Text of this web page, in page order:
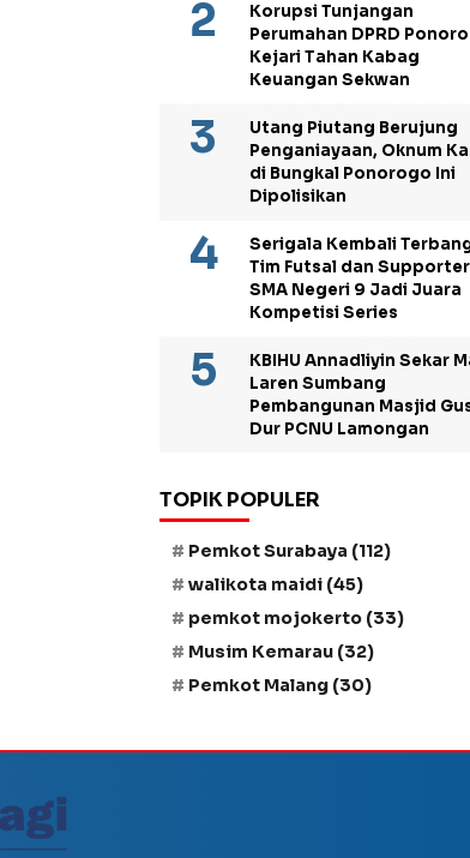
Korupsi Tunjangan
Perumahan DPRD
Kejari Tahan Kabag
Keuangan Sekwan
Utang Piutang Berujung
Penganiayaan, Oknum
di Bungkal Ponorogo Ini
Dipolisikan
Serigala Kembali
Tim Futsal dan Supporter
SMA Negeri 9 Jadi Juara
Kompetisi Series
KBIHU Annadliyin Sekar
Laren Sumbang
Pembangunan Masjid
Dur PCNU Lamongan
TOPIK POPULER
Pemkot Surabaya (112)
walikota maidi (45)
pemkot mojokerto (33)
Musim Kemarau (32)
Pemkot Malang (30)